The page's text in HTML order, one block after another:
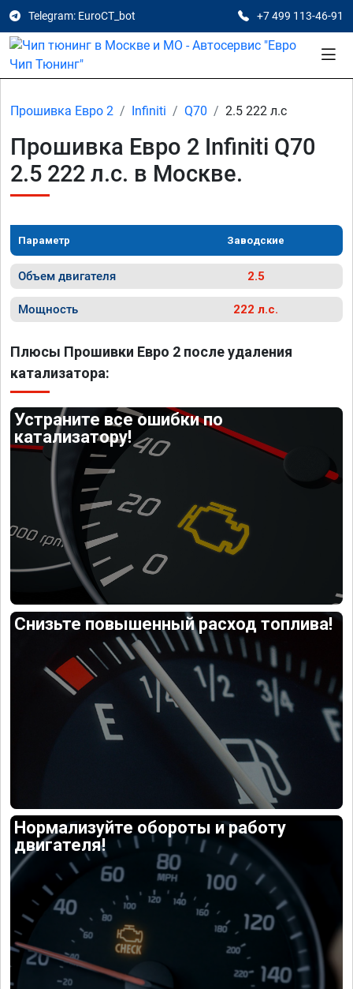
Telegram: EuroCT_bot +7 499 113-46-91
Прошивка Евро 2 Infiniti Q70 2.5 222 л.с
Прошивка Евро 2 Infiniti Q70
2.5 222 л.с. в Москве.
Параметр Заводские
Объем двигателя 2.5
Мощность 222 л.с.
Плюсы Прошивки Евро 2 после удаления
катализатора:
Устраните все ошибки по
катализатору!
Снизьте повышенный расход топлива!
Нормализуйте обороты и работу
двигателя!